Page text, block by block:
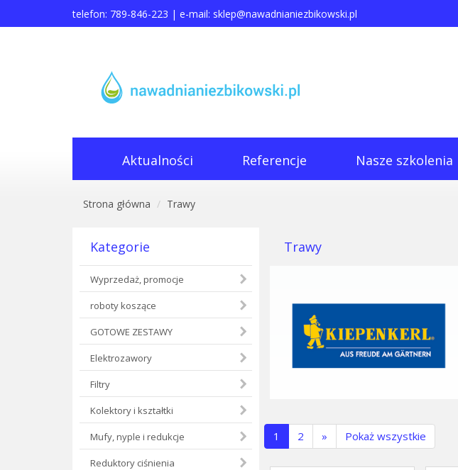
telefon: 789-846-223 | e-mail: sklep@nawadnianiezbikowski.pl
Aktualności Referencje Nasze szkolenia
Strona główna Trawy
Kategorie
Wyprzedaż, promocje
roboty koszące
GOTOWE ZESTAWY
Elektrozawory
Filtry
Kolektory i kształtki
Mufy, nyple i redukcje
Reduktory ciśnienia
Trawy
1 (current)
2 » Pokaż wszystkie